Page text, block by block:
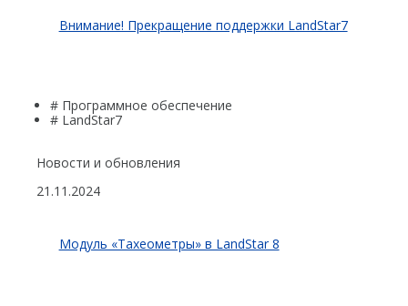
Внимание! Прекращение поддержки LandStar7
# Программное обеспечение
# LandStar7
Новости и обновления
21.11.2024
Модуль «Тахеометры» в LandStar 8